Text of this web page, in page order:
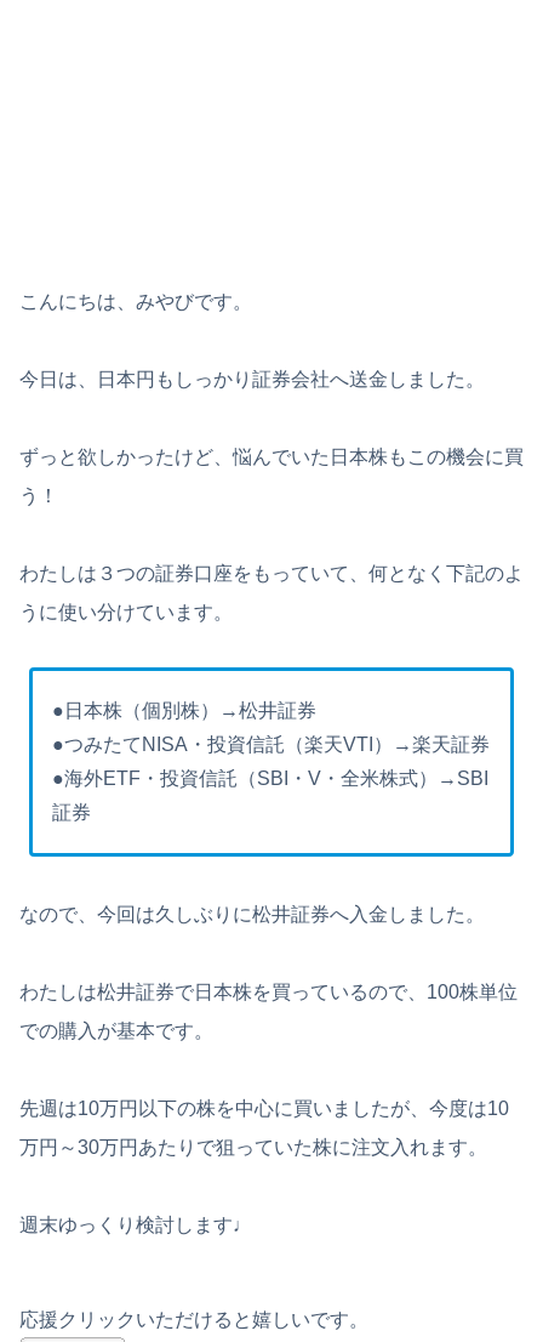
こんにちは、みやびです。
今日は、日本円もしっかり証券会社へ送金しました。
ずっと欲しかったけど、悩んでいた日本株もこの機会に買
う！
わたしは３つの証券口座をもっていて、何となく下記のよ
うに使い分けています。
●日本株（個別株）→松井証券
●つみたてNISA・投資信託（楽天VTI）→楽天証券
●海外ETF・投資信託（SBI・V・全米株式）→SBI
証券
なので、今回は久しぶりに松井証券へ入金しました。
わたしは松井証券で日本株を買っているので、100株単位
での購入が基本です。
先週は10万円以下の株を中心に買いましたが、今度は10
万円～30万円あたりで狙っていた株に注文入れます。
週末ゆっくり検討します♩
応援クリックいただけると嬉しいです。